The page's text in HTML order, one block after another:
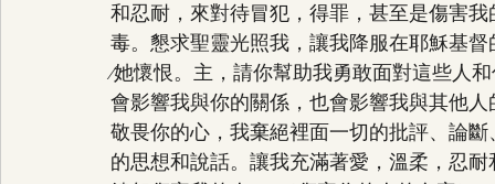
和忍耐，來對待冒犯，得罪，甚至是傷害
毒。懇求聖靈光照我，讓我降服在耶穌基
∕她懷恨。主，請你幫助我勇敢面對這些人
會影響我與你的關係，也會影響我與其他
敬畏你的心，我棄絕裡面一切的批評、論
的思想和說話。讓我充滿著愛，溫柔，忍